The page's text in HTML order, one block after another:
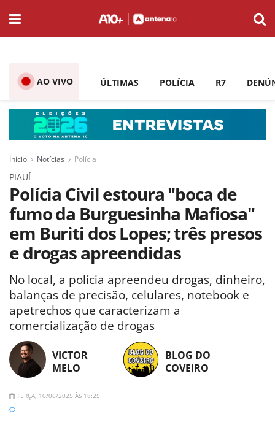
AO VIVO ÚLTIMAS POLÍCIA R7
Início Notícias Polícia
PIAUÍ
Polícia Civil estoura "boca de
fumo da Burguesinha Mafiosa"
em Buriti dos Lopes; três presos
e drogas apreendidas
No local, a polícia apreendeu drogas, dinheiro,
balanças de precisão, celulares, notebook e
apetrechos que caracterizam a
comercialização de drogas
VICTOR
MELO
BLOG DO
COVEIRO
TERÇA, 10/06/2025 ÀS 18:25